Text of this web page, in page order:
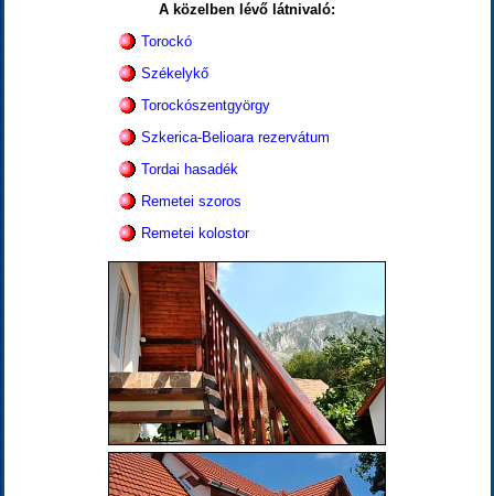
A közelben lévő látnivaló:
Torockó
Székelykő
Torockószentgyörgy
Szkerica-Belioara rezervátum
Tordai hasadék
Remetei szoros
Remetei kolostor